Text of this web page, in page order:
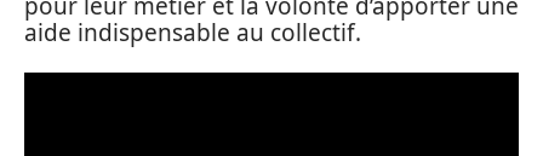
aide indispensable au collectif.